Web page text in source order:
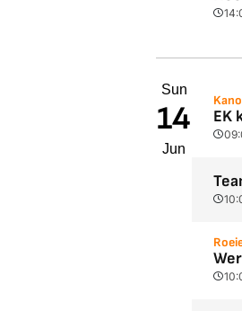
Sun
14
Jun
EK